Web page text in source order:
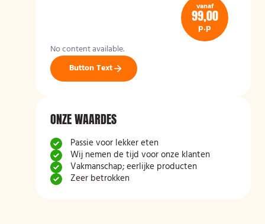
vanaf
99,00
p.p
No content available.
Button Text
ONZE WAARDES
Passie voor lekker eten
Wij nemen de tijd voor onze klanten
Vakmanschap; eerlijke producten
Zeer betrokken